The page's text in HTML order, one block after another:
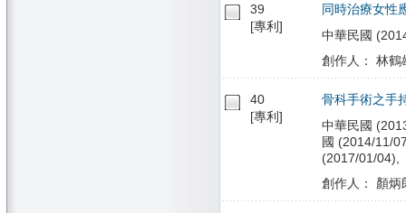
39
[專利]
同時治療女性
中華民國
創作人： 林鶴
40
[專利]
骨科手術之手
中華民國
國 (2014/11/
(2017/01/04),
創作人： 顏炳